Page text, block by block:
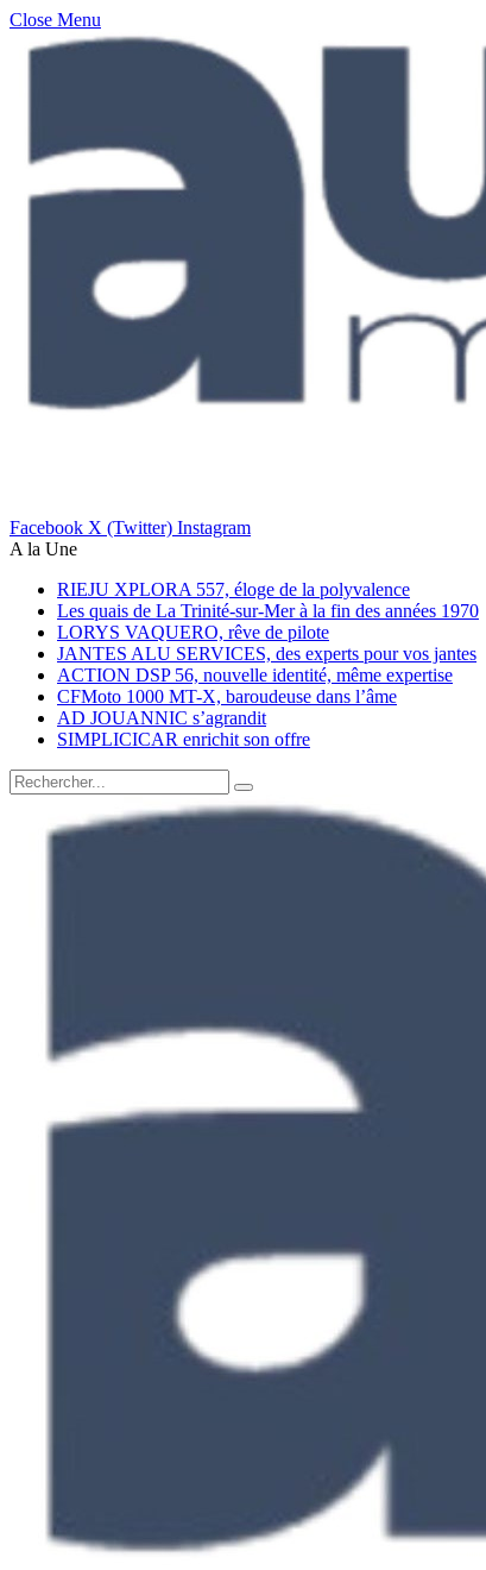
Close Menu
Facebook X (Twitter) Instagram
A la Une
RIEJU XPLORA 557, éloge de la polyvalence
Les quais de La Trinité-sur-Mer à la fin des années 1970
LORYS VAQUERO, rêve de pilote
JANTES ALU SERVICES, des experts pour vos jantes
ACTION DSP 56, nouvelle identité, même expertise
CFMoto 1000 MT-X, baroudeuse dans l’âme
AD JOUANNIC s’agrandit
SIMPLICICAR enrichit son offre